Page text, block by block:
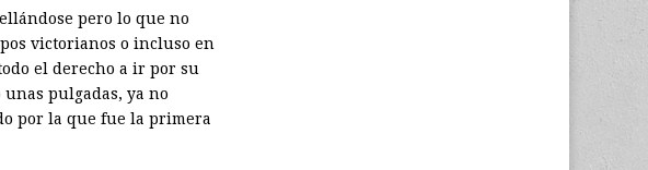
pero lo que no
victorianos o incluso en
el derecho a ir por su
pulgadas, ya no
por la que fue la primera